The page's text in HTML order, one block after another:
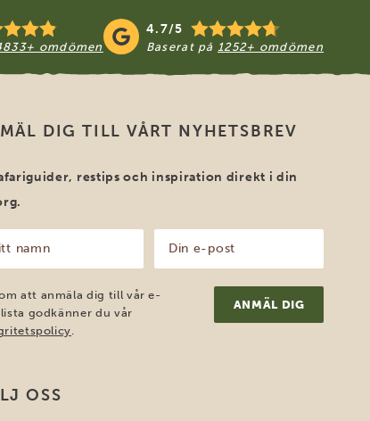
omdömen
4.7/5
Baserat på 1252+ omdömen
DIG TILL VÅRT NYHETSBREV
restips och inspiration direkt i din
post
(Obligatoriskt)
att anmäla dig till vår e-
godkänner du vår
.
OSS